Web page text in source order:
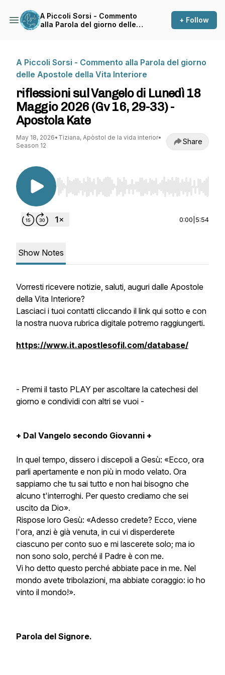
A Piccoli Sorsi - Commento
alla Parola del giorno delle
+ Follow
A Piccoli Sorsi - Commento alla Parola del giorno
delle Apostole della Vita Interiore
riflessioni sul Vangelo di Lunedì 18
Maggio 2026 (Gv 16, 29-33) -
Apostola Kate
May 18, 2026• Tiziana, Apòstol de la vida interior•
Season 12
Share
Use Left/Right to seek, Home/End to jump to
0:00 5:54
Show Notes
Vorresti ricevere notizie, saluti, auguri dalle Apostole
della Vita Interiore?
Lasciaci i tuoi contatti cliccando il link qui sotto e con
la nostra nuova rubrica digitale potremo raggiungerti.
https://www.it.apostlesofil.com/database/
- Premi il tasto PLAY per ascoltare la catechesi del
giorno e condividi con altri se vuoi -
+ Dal Vangelo secondo Giovanni +
In quel tempo, dissero i discepoli a Gesù: «Ecco, ora
parli apertamente e non più in modo velato. Ora
sappiamo che tu sai tutto e non hai bisogno che
alcuno t'interroghi. Per questo crediamo che sei
uscito da Dio».
Rispose loro Gesù: «Adesso credete? Ecco, viene
l'ora, anzi è già venuta, in cui vi disperderete
ciascuno per conto suo e mi lascerete solo; ma io
non sono solo, perché il Padre è con me.
Vi ho detto questo perché abbiate pace in me. Nel
mondo avete tribolazioni, ma abbiate coraggio: io ho
vinto il mondo!».
Parola del Signore.